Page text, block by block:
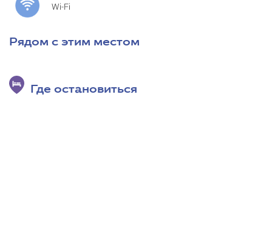
Wi-Fi
Рядом с этим местом
Где остановиться